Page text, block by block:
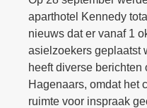
aparthotel Kennedy
nieuws dat er vanaf 1
asielzoekers geplaatst
heeft diverse
Hagenaars, omdat het
ruimte voor inspraak